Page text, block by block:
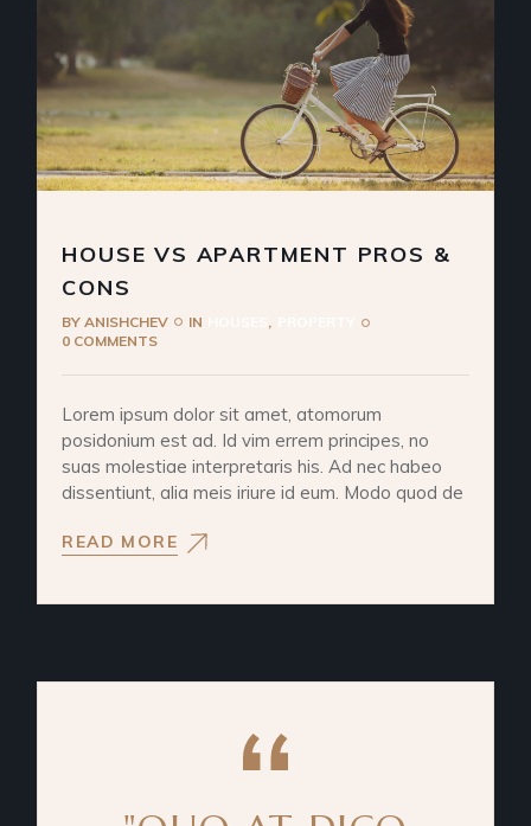
HOUSE VS APARTMENT PROS &
CONS
BYANISHCHEV IN
0 COMMENTS
Lorem ipsum dolor sit amet, atomorum
posidonium est ad. Id vim errem principes, no
suas molestiae interpretaris his. Ad nec habeo
dissentiunt, alia meis iriure id eum. Modo quod de
READ MORE